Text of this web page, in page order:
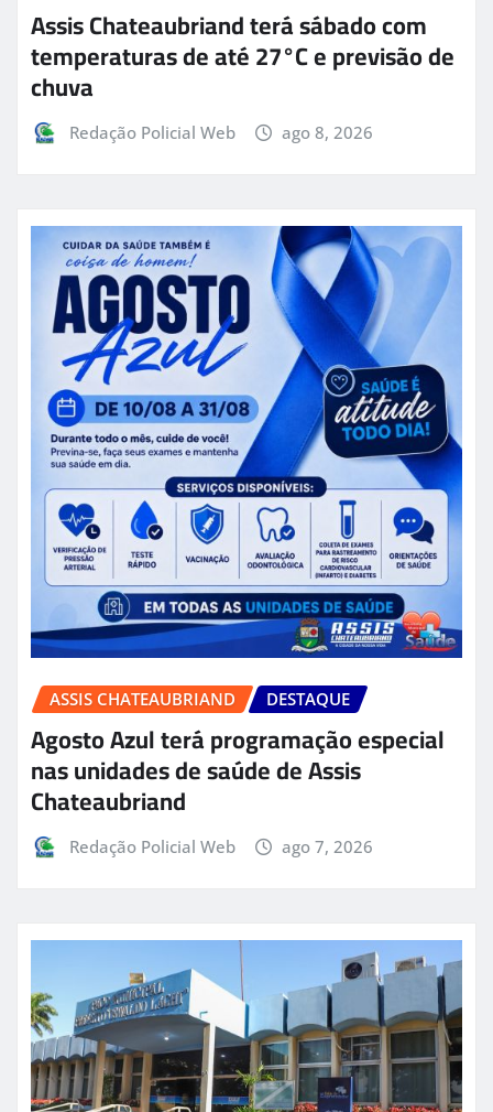
Assis Chateaubriand terá sábado com
temperaturas de até 27°C e previsão de
chuva
Redação Policial Web ago 8, 2026
ASSIS CHATEAUBRIAND DESTAQUE
Agosto Azul terá programação especial
nas unidades de saúde de Assis
Chateaubriand
Redação Policial Web ago 7, 2026